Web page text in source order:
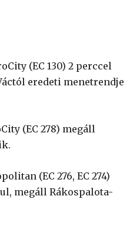
(EC 130) 2 perccel
eredeti menetrendje
(EC 278) megáll
(EC 276, EC 274)
megáll Rákospalota-